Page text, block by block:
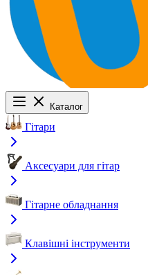
Каталог
Гітари
Аксесуари для гітар
Гітарне обладнання
Клавішні інструменти